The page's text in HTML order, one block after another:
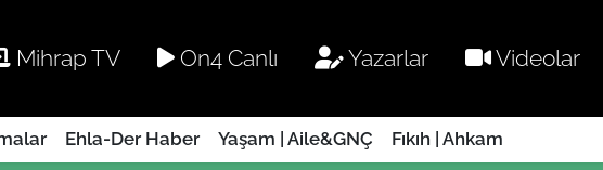
Mihrap TV On4 Canlı Yazarlar Videolar
Ehla-Der Haber Yaşam | Aile&GNÇ Fıkıh | Ahkam